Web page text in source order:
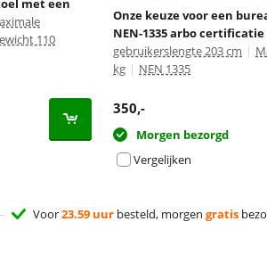
met een
110
Onze keuze voor een
NEN-1335 arbo certificatie
gebruikerslengte 203 cm |
kg | NEN 1335
350,-
Morgen bezorgd
Vergelijken
Voor23.59 uur besteld, morgen gratis